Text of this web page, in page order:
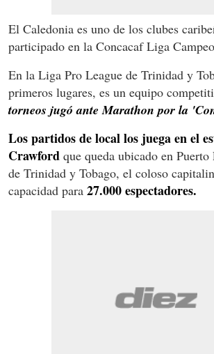
El Caledonia es uno de los clubes
participado en la Concacaf Liga
En la Liga Pro League de Trinidad y
primeros lugares, es un equipo
torneos jugó ante Marathon por la
Los partidos de local los juega en el
Crawford que queda ubicado en
de Trinidad y Tobago, el coloso
capacidad para 27.000 espectadores.